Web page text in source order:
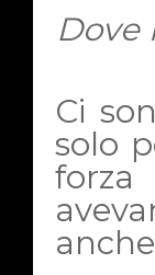
Dove
Ci
solo